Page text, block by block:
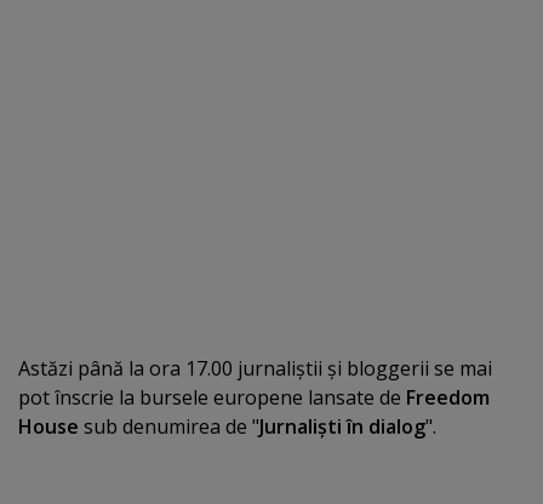
Astăzi până la ora 17.00 jurnaliştii şi bloggerii se mai
pot înscrie la bursele europene lansate de Freedom
House sub denumirea de "Jurnalişti în dialog".